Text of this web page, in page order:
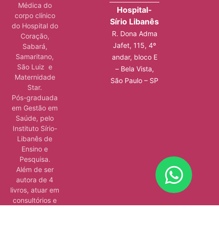
Médica do
corpo clínico
do Hospital do
Coração,
Sabará,
Samaritano,
São Luiz e
Maternidade
Star.
Pós-graduada
em Gestão em
Saúde, pelo
Instituto Sírio-
Libanês de
Ensino e
Pesquisa.
Além de ser
autora de 4
livros, atuar em
consultórios e
Hospital-
Sírio Libanês
R. Dona Adma
Jafet, 115, 4º
andar, bloco E
– Bela Vista,
São Paulo – SP